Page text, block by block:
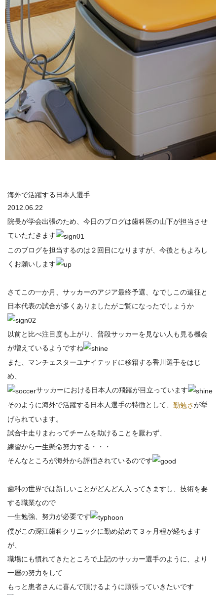
海外で活躍する日本人選手
2012.06.22
院長が学会出張のため、今日のブログは歯科医の山下が担当させ
ていただきます
このブログを担当するのは２回目になりますが、今後ともよろし
くお願いします
さてこの一か月、サッカーのアジア最終予選、なでしこの遠征と
日本代表の試合が多くありましたがご覧になったでしょうか
以前と比べ注目度も上がり、普段サッカーを見ない人も見る機会
が増えているようですね
また、マンチェスターユナイテッドに移籍する香川選手をはじ
め、
サッカーにおける日本人の飛躍が目立っています
そのように海外で活躍する日本人選手の特徴として、 勤勉さが挙
げられています。
試合中走りまわってチームを助けることを厭わず、
練習から一生懸命努力する・・・
そんなところが海外から評価されているのです
歯科の世界では新しいことがどんどん入ってきますし、技術を要
する職業なので
一生勉強、努力が必要です
僕がこの深江歯科クリニックに勤め始めて３ヶ月程が経ちます
が、
職場にも慣れてきたところで上記のサッカー選手のように、より
一層の努力をして
もっと患者さんに喜んで頂けるように頑張っていきたいです